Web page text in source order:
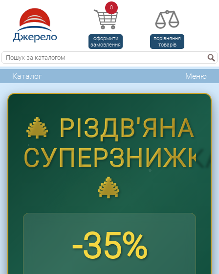
0
оформити
замовлення
порівняння
товарів
Каталог Меню
🎄 РІЗДВ'ЯНА
🎄
-35%